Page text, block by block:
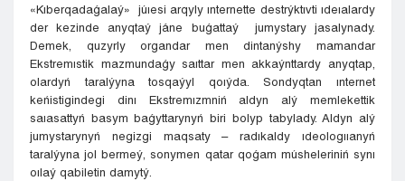
«Kıberqadaǵalaý» júıesi arqyly ınternette destrýktıvti ıdeıalardy
der kezinde anyqtaý jáne buǵattaý jumystary jasalynady.
Demek, quzyrly organdar men dintanýshy mamandar
Ekstremıstik mazmundaǵy saıttar men akkaýnttardy anyqtap,
olardyń taralýyna tosqaýyl qoıýda. Sondyqtan ınternet
keńistigindegi dinı Ekstremızmniń aldyn alý memlekettik
saıasattyń basym baǵyttarynyń biri bolyp tabylady. Aldyn alý
jumystarynyń negizgi maqsaty – radıkaldy ıdeologııanyń
taralýyna jol bermeý, sonymen qatar qoǵam músheleriniń synı
oılaý qabiletin damytý.